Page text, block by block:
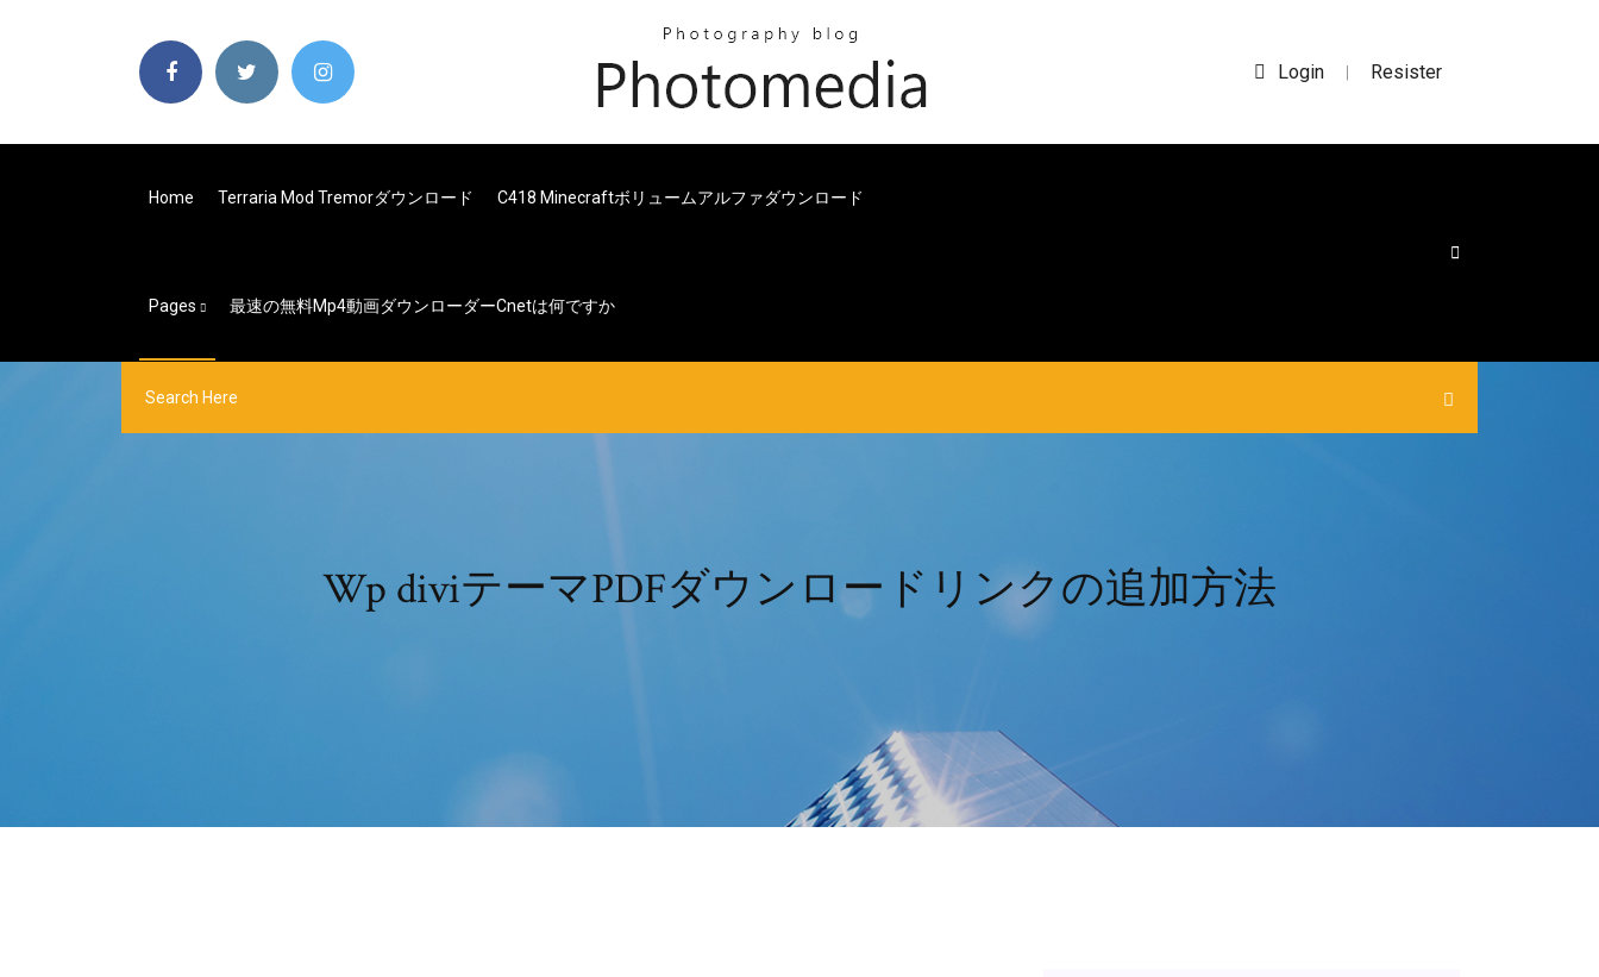
Login | Resister
Home Terraria Mod Tremorダウンロード C418 Minecraftボリュームアルファダウンロード
Pages 最速の無料mp4動画ダウンローダーcnetは何ですか
Wp diviテーマPDFダウンロードリンクの追加方法